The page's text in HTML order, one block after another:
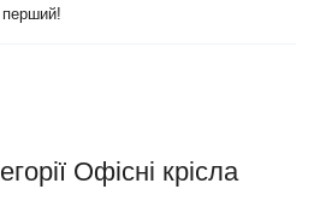
перший!
Офісні крісла